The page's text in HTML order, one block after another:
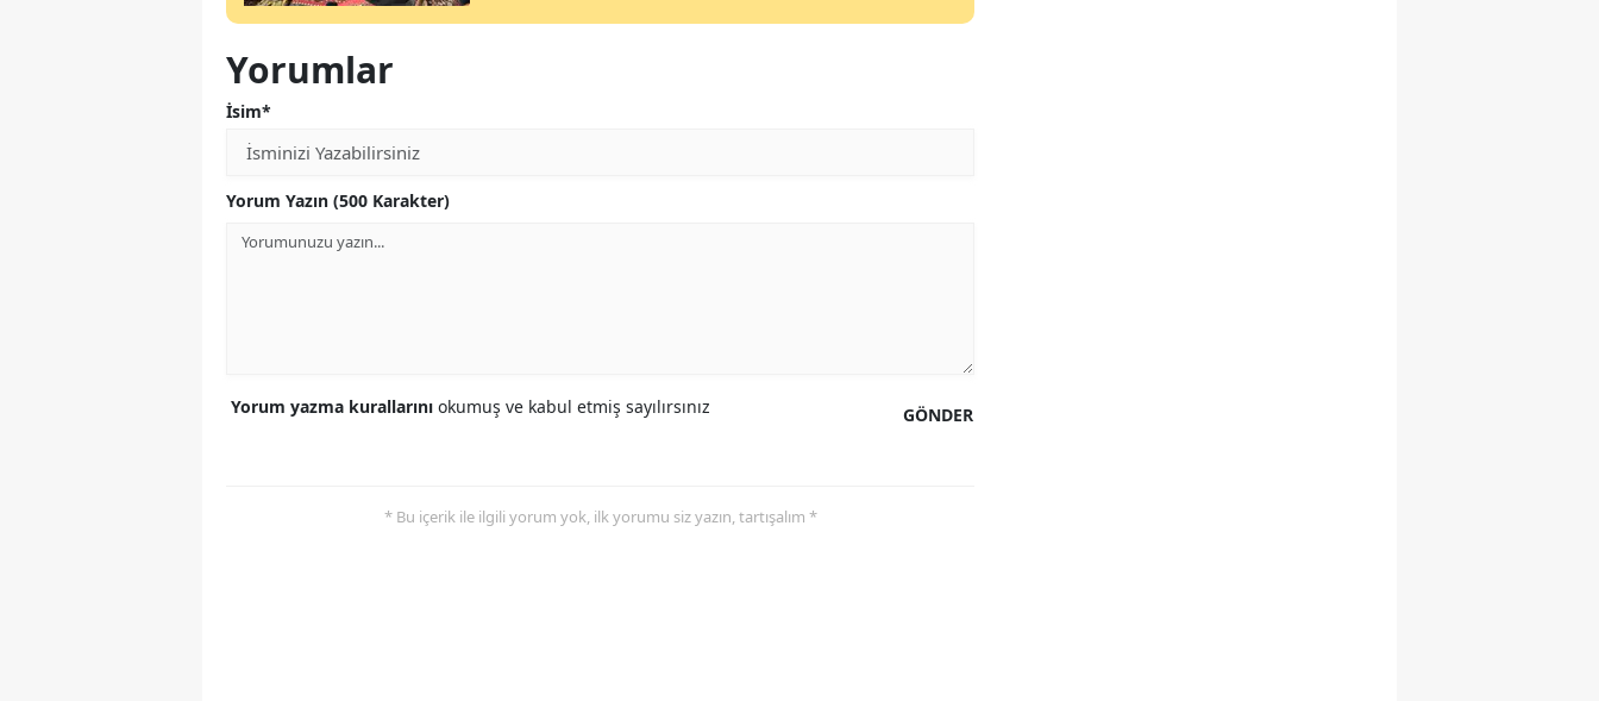
Yorumlar
İsim*
Yorum Yazın (500 Karakter)
GÖNDER
Yorum yazma kurallarını okumuş ve kabul etmiş sayılırsınız
* Bu içerik ile ilgili yorum yok, ilk yorumu siz yazın, tartışalım *